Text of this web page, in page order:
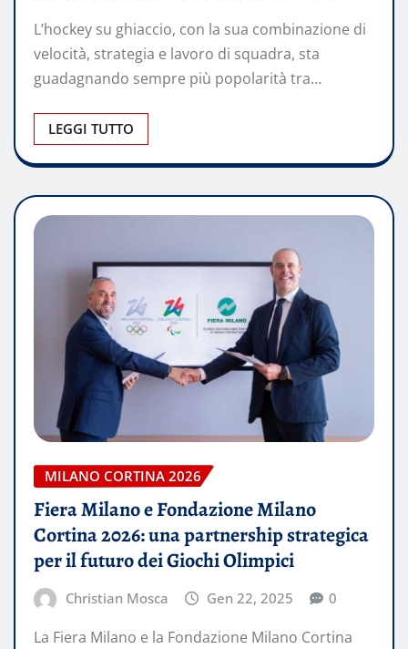
L’hockey su ghiaccio, con la sua combinazione di
velocità, strategia e lavoro di squadra, sta
guadagnando sempre più popolarità tra…
LEGGI TUTTO
MILANO CORTINA 2026
Fiera Milano e Fondazione Milano
Cortina 2026: una partnership strategica
per il futuro dei Giochi Olimpici
Christian Mosca Gen 22, 2025 0
La Fiera Milano e la Fondazione Milano Cortina